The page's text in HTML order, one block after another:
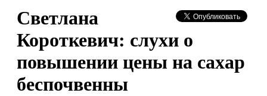
Светлана
Короткевич: слухи о
повышении цены на сахар
беспочвенны